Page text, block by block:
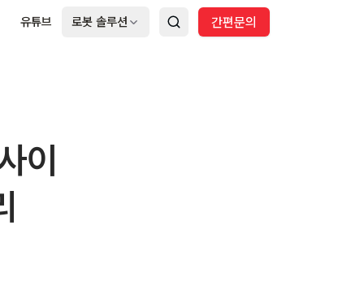
유튜브 로봇 솔루션 간편문의
이